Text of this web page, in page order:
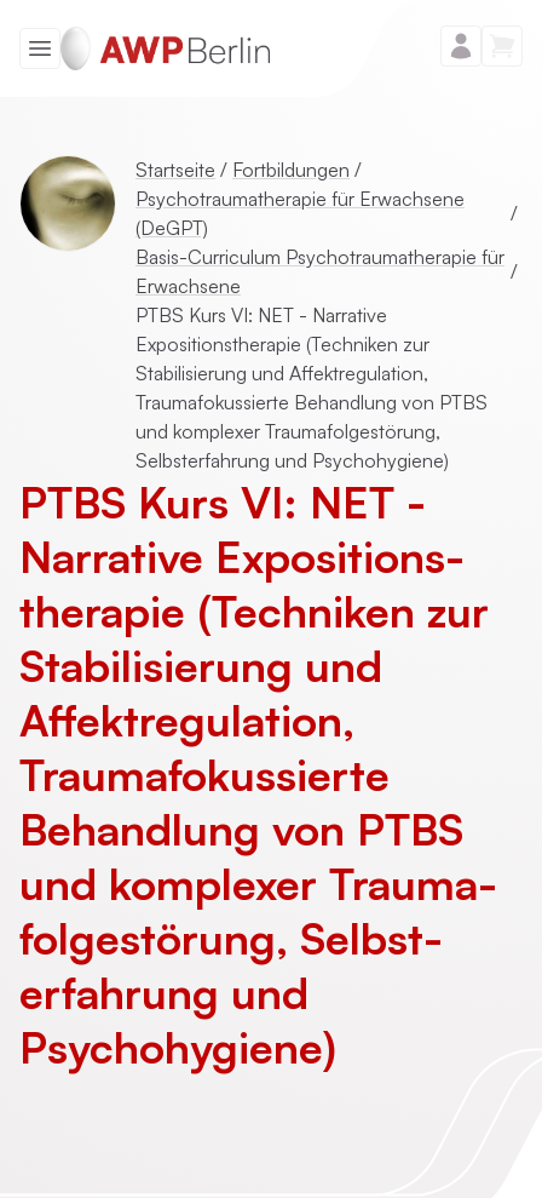
Startseite / Fortbildungen /
Psychotraumatherapie für Erwachsene
(DeGPT)
/
Basis-Curriculum Psychotraumatherapie für
Erwachsene
/
PTBS Kurs VI: NET - Narrative
Expositionstherapie (Techniken zur
Stabilisierung und Affektregulation,
Traumafokussierte Behandlung von PTBS
und komplexer Traumafolgestörung,
Selbsterfahrung und Psychohygiene)
PTBS Kurs VI: NET -
Narrative Expositions­
therapie (Techniken zur
Stabilisierung und
Affektregulation,
Trauma­fokussierte
Behandlung von PTBS
und komplexer Trauma­
folge­störung, Selbst­
erfahrung und
Psychohygiene)